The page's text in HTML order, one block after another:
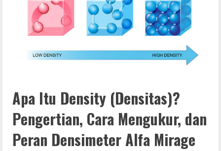
Apa Itu Density (Densitas)?
Pengertian, Cara Mengukur, dan
Peran Densimeter Alfa Mirage